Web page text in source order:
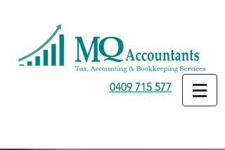
0409 715 577